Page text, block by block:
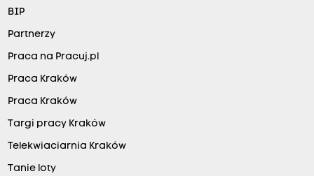
BIP
Partnerzy
Praca na Pracuj.pl
Praca Kraków
Praca Kraków
Targi pracy Kraków
Telekwiaciarnia Kraków
Tanie loty